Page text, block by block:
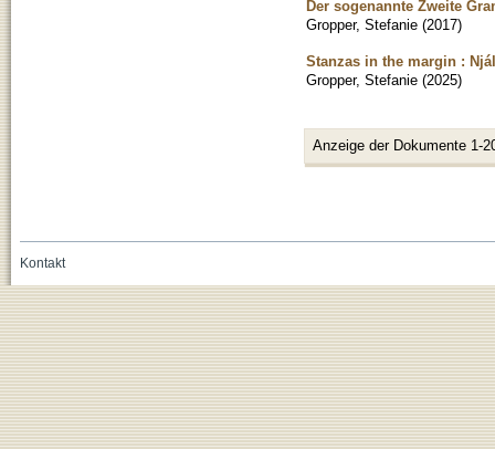
Der sogenannte Zweite
Gropper, Stefanie (2017)
Stanzas in the margin :
Gropper, Stefanie (2025)
Anzeige der Dokumente 1-
Kontakt